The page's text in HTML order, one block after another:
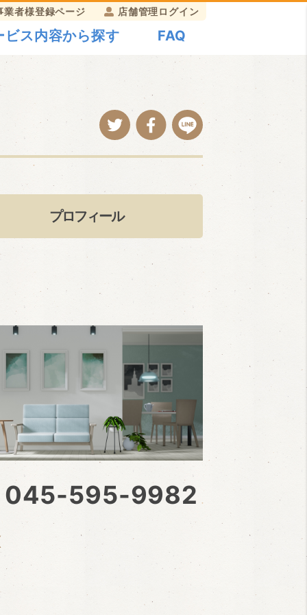
ビス内容から探す FAQ
業者様登録ページ 店舗管理ログイン
プロフィール
045-595-9982